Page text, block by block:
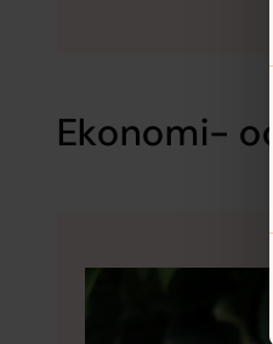
Ekonomi-